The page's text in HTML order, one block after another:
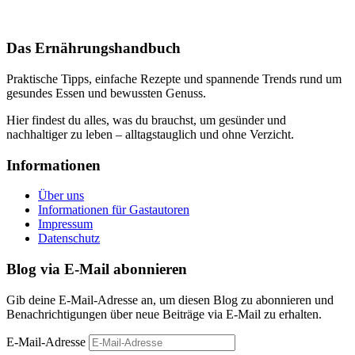
Das Ernährungshandbuch
Praktische Tipps, einfache Rezepte und spannende Trends rund um
gesundes Essen und bewussten Genuss.
Hier findest du alles, was du brauchst, um gesünder und
nachhaltiger zu leben – alltagstauglich und ohne Verzicht.
Informationen
Über uns
Informationen für Gastautoren
Impressum
Datenschutz
Blog via E-Mail abonnieren
Gib deine E-Mail-Adresse an, um diesen Blog zu abonnieren und
Benachrichtigungen über neue Beiträge via E-Mail zu erhalten.
E-Mail-Adresse